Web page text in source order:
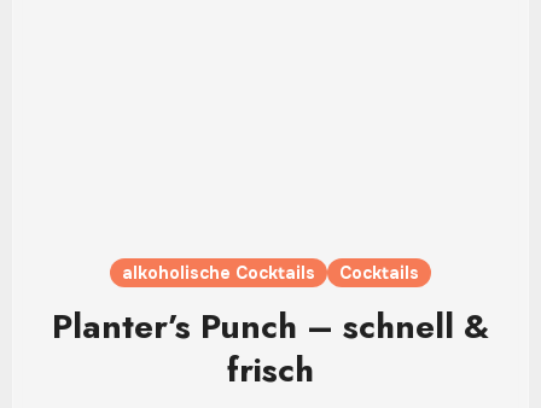
alkoholische Cocktails Cocktails
Planter’s Punch – schnell &
frisch